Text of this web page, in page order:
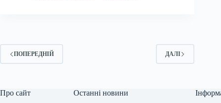
ПОПЕРЕДНІЙ ДАЛІ
Про сайт Останні новини